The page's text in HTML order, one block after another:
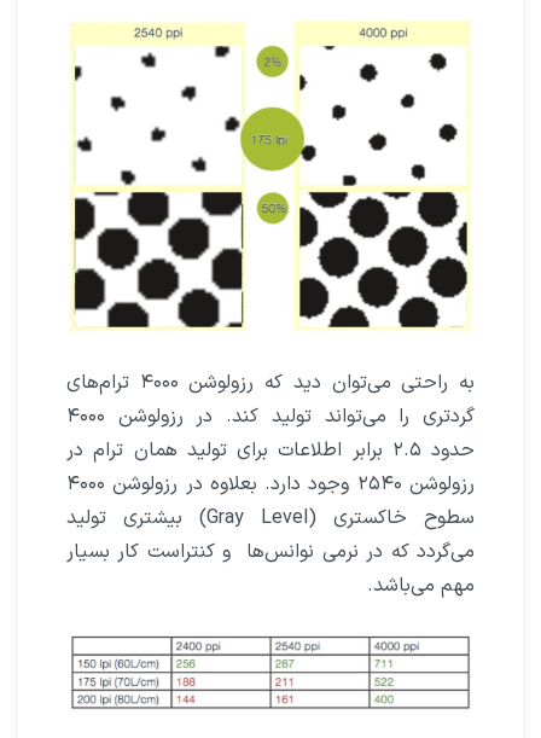
به راحتی می‌توان دید که رزولوشن ۴۰۰۰ ترام‌های
گردتری را می‌تواند تولید کند. در رزولوشن ۴۰۰۰
حدود ۲.۵ برابر اطلاعات برای تولید همان ترام در
رزولوشن ۲۵۴۰ وجود دارد. بعلاوه در رزولوشن ۴۰۰۰
سطوح خاکستری (Gray Level) بیشتری تولید
می‌گردد که در نرمی نوانس‌ها و کنتراست کار بسیار
مهم می‌باشد.